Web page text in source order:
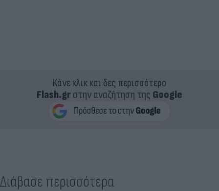
Κάνε κλικ και δες περισσότερο
Flash.grστην αναζήτηση της Google
Διάβασε περισσότερα